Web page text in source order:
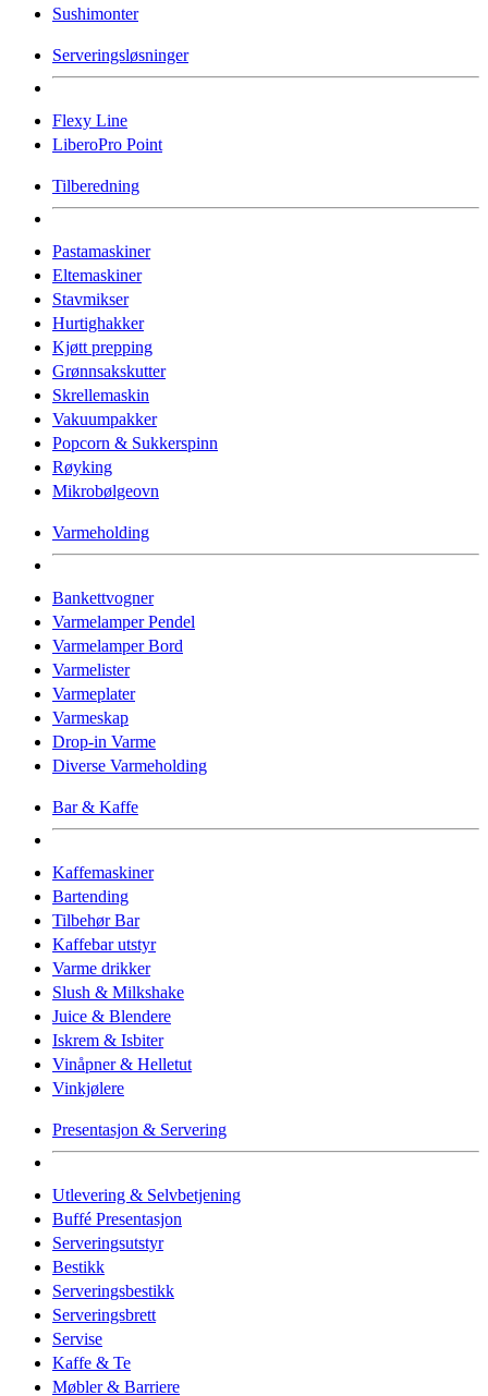
Sushimonter
Serveringsløsninger
Flexy Line
LiberoPro Point
Tilberedning
Pastamaskiner
Eltemaskiner
Stavmikser
Hurtighakker
Kjøtt prepping
Grønnsakskutter
Skrellemaskin
Vakuumpakker
Popcorn & Sukkerspinn
Røyking
Mikrobølgeovn
Varmeholding
Bankettvogner
Varmelamper Pendel
Varmelamper Bord
Varmelister
Varmeplater
Varmeskap
Drop-in Varme
Diverse Varmeholding
Bar & Kaffe
Kaffemaskiner
Bartending
Tilbehør Bar
Kaffebar utstyr
Varme drikker
Slush & Milkshake
Juice & Blendere
Iskrem & Isbiter
Vinåpner & Helletut
Vinkjølere
Presentasjon & Servering
Utlevering & Selvbetjening
Buffé Presentasjon
Serveringsutstyr
Bestikk
Serveringsbestikk
Serveringsbrett
Servise
Kaffe & Te
Møbler & Barriere